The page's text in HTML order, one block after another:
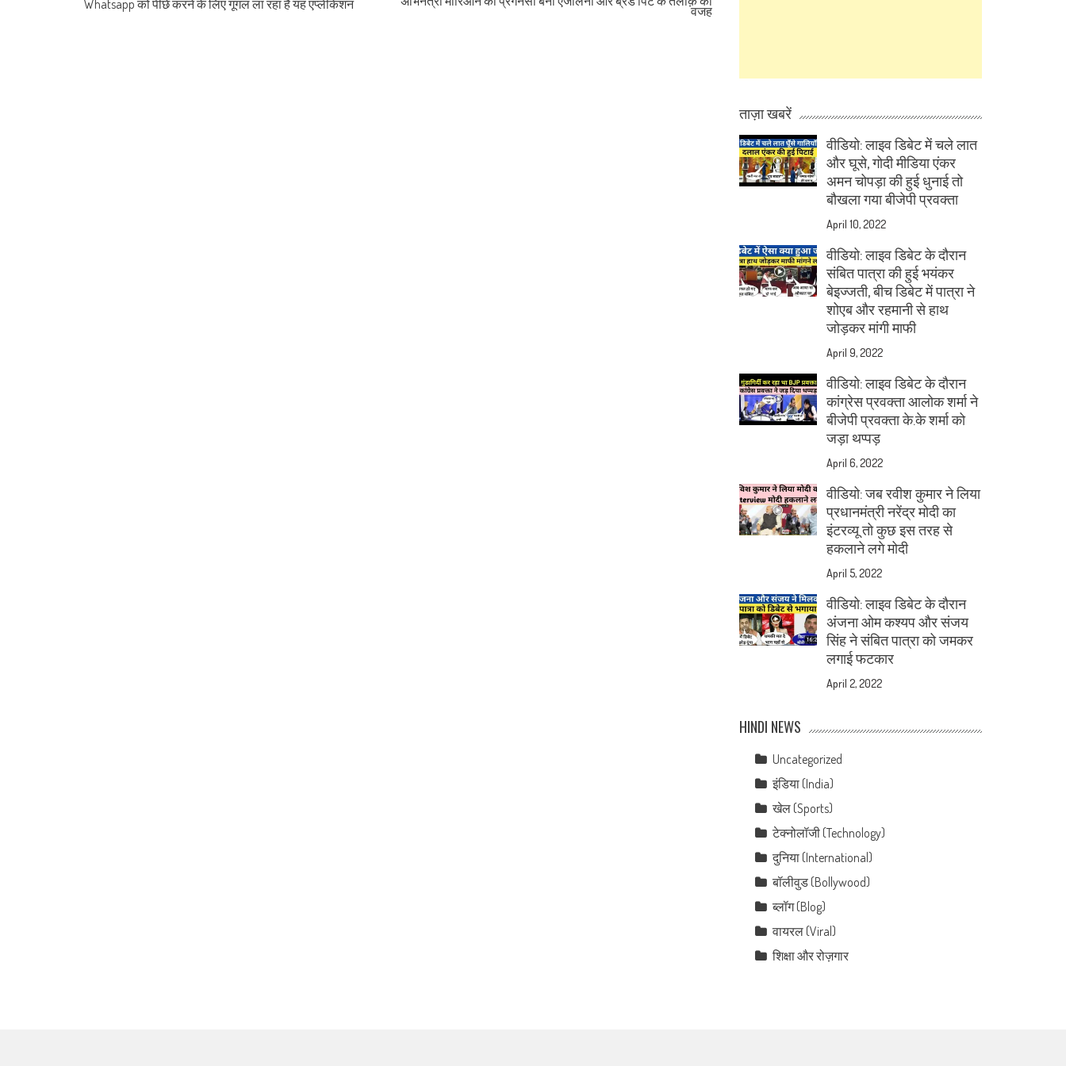
Whatsapp को पीछे करने के लिए गूगल ला रहा है यह एप्लीकेशन वजह
ताज़ा खबरें
वीडियो: लाइव डिबेट में चले लात
और घूसे, गोदी मीडिया एंकर
अमन चोपड़ा की हुई धुनाई तो
बौखला गया बीजेपी प्रवक्ता
April 10, 2022
वीडियो: लाइव डिबेट के दौरान
संबित पात्रा की हुई भयंकर
बेइज्जती, बीच डिबेट में पात्रा ने
शोएब और रहमानी से हाथ
जोड़कर मांगी माफी
April 9, 2022
वीडियो: लाइव डिबेट के दौरान
कांग्रेस प्रवक्ता आलोक शर्मा ने
बीजेपी प्रवक्ता के.के शर्मा को
जड़ा थप्पड़
April 6, 2022
वीडियो: जब रवीश कुमार ने लिया
प्रधानमंत्री नरेंद्र मोदी का
इंटरव्यू तो कुछ इस तरह से
हकलाने लगे मोदी
April 5, 2022
वीडियो: लाइव डिबेट के दौरान
अंजना ओम कश्यप और संजय
सिंह ने संबित पात्रा को जमकर
लगाई फटकार
April 2, 2022
HINDI NEWS
Uncategorized
इंडिया (India)
खेल (Sports)
टेक्नोलॉजी (Technology)
दुनिया (International)
बॉलीवुड (Bollywood)
ब्लॉग (Blog)
वायरल (Viral)
शिक्षा और रोज़गार